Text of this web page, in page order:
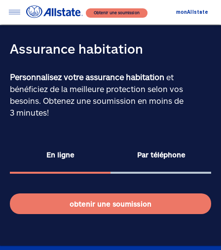
Obtenir une soumission monAllstate
Assurance habitation
Personnalisez votre assurance habitation et
bénéficiez de la meilleure protection selon vos
besoins. Obtenez une soumission en moins de
3 minutes!
En ligne Par téléphone
obtenir une soumission